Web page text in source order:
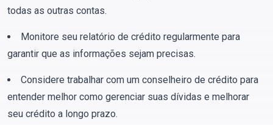
todas as outras contas.
Monitore seu relatório de crédito regularmente para
garantir que as informações sejam precisas.
Considere trabalhar com um conselheiro de crédito para
entender melhor como gerenciar suas dívidas e melhorar
seu crédito a longo prazo.